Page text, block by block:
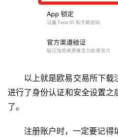
以上就是欧易交易所下载
进行了身份认证和安全设置之
了。
注册账户时，一定要记得